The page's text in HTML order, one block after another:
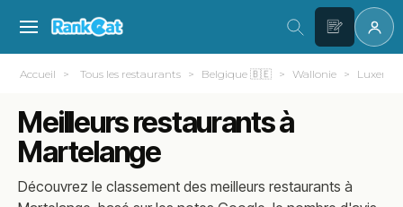
Accueil Tous les restaurants Belgique 🇧🇪 Wallonie
Meilleurs restaurants à
Martelange
Découvrez le classement des meilleurs restaurants à